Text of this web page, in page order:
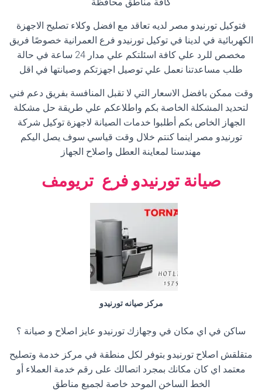
فتوكيل تورنيدو مصر لديه تعاقد مع افضل وكلاء تصليح الاجهزة
الكهربائية في لدينا في توكيل تورنيدو فرع العمرانية خصوصًا فريق
مخصص للرد علي كافة اسئلتكم علي مدار 24 ساعة في حالة
طلب مساعدتنا نعمل علي توصيل اجهزتكم وصيانتها في اقل
وقت ممكن بافضل الاسعار التي لا تقبل المنافسة بفريق دعم فني
لتحديد المشكلة الخاصة بكم واطلاعكم علي طريقة حل مشكلة
الجهاز الخاص بكم أطلبوا خدمات الصيانة لاجهزة توكيل شركة
تورنيدو مصر اينما كنتم خلال وقت قياسي سوف يصل اليكم
مهندسنا لمعاينة العطل واصلاح الجهاز
صيانة تورنيدو فرع تريومف
مركز صيانه تورنيدو
ساكن في اي مكان في وجهازك تورنيدو عايز اصلاح و صيانة ؟
متقلقش اصلاح تورنيدو بتوفر لكل منطقة في مركز خدمة وتصليح
معتمد اي كان مكانك بمجرد اتصالك على رقم خدمة العملاء أو
الخط الساخن الموحد خاصة لجميع مناطق